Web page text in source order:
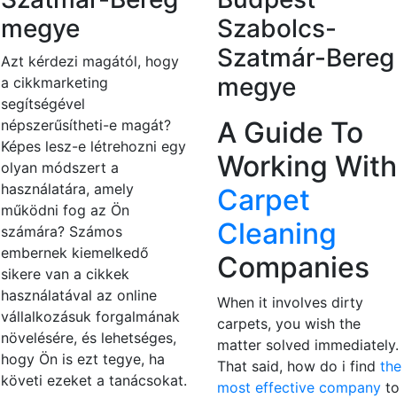
megye
Azt kérdezi magától, hogy
a cikkmarketing
segítségével
népszerűsítheti-e magát?
Képes lesz-e létrehozni egy
olyan módszert a
használatára, amely
működni fog az Ön
számára? Számos
embernek kiemelkedő
sikere van a cikkek
használatával az online
vállalkozásuk forgalmának
növelésére, és lehetséges,
hogy Ön is ezt tegye, ha
követi ezeket a tanácsokat.
Szabolcs-
Szatmár-Bereg
megye
A Guide To
Working With
Carpet
Cleaning
Companies
When it involves dirty
carpets, you wish the
matter solved immediately.
That said, how do i find the
most effective companyto